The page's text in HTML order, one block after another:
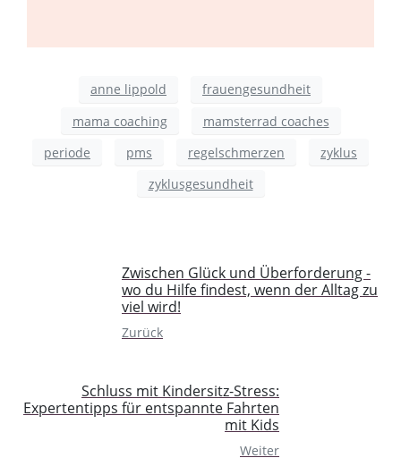
anne lippold
frauengesundheit
mama coaching
mamsterrad coaches
periode
pms regelschmerzen
zyklus
zyklusgesundheit
Zwischen Glück und Überforderung -
wo du Hilfe findest, wenn der Alltag zu
viel wird!
Zurück
Schluss mit Kindersitz-Stress:
Expertentipps für entspannte Fahrten
mit Kids
Weiter